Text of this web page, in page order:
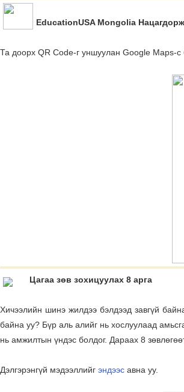
EducationUSA Mongolia
Та доорх QR Code-г уншуулан Google Maps-
Цагаа зөв зохицуулах 8 арга
Хичээлийн шинэ жилдээ бэлдээд завгүй
байна уу? Бүр аль алийг нь хослуулаад
нь амжилтын үндэс болдог. Дараах 8
Дэлгэрэнгүй мэдээллийг эндээс авна уу.